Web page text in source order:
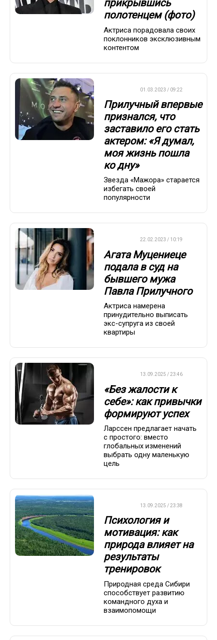
прикрывшись
полотенцем (фото)
Актриса порадовала своих
поклонников эксклюзивным
контентом
01.03.2023 / 09:22
Прилучный впервые
признался, что
заставило его стать
актером: «Я думал,
моя жизнь пошла
ко дну»
Звезда «Мажора» старается
избегать своей
популярности
22.02.2023 / 10:19
Агата Муцениеце
подала в суд на
бывшего мужа
Павла Прилучного
Актриса намерена
принудительно выписать
экс-супруга из своей
квартиры
13.09.2025 / 23:46
«Без жалости к
себе»: как привычки
формируют успех
Ларссен предлагает начать
с простого: вместо
глобальных изменений
выбрать одну маленькую
цель
13.09.2025 / 23:38
Психология и
мотивация: как
природа влияет на
результаты
тренировок
Природная среда Сибири
способствует развитию
командного духа и
взаимопомощи